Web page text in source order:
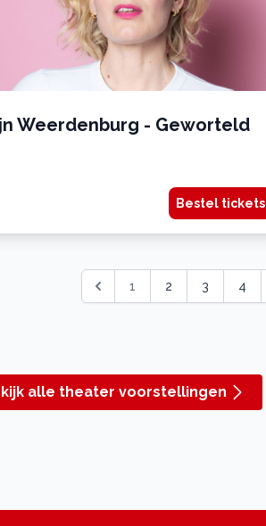
Weerdenburg - Geworteld
Bestel tickets
1 2 3 4
alle theater voorstellingen